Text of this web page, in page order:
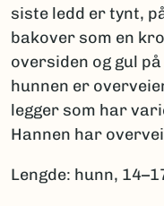
siste ledd er tynt,
bakover som en
oversiden og gul
hunnen er
legger som har
Hannen har
Lengde: hunn,